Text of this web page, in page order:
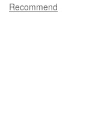
Recommend